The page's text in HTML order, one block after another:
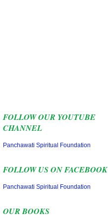
FOLLOW OUR YOUTUBE
CHANNEL
Panchawati Spiritual Foundation
FOLLOW US ON FACEBOOK
Panchawati Spiritual Foundation
OUR BOOKS